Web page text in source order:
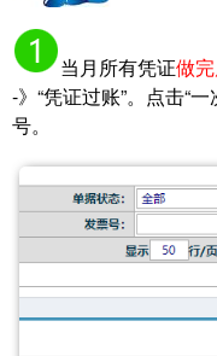
当月所有凭证做
-》“凭证过账”。点击“
号。